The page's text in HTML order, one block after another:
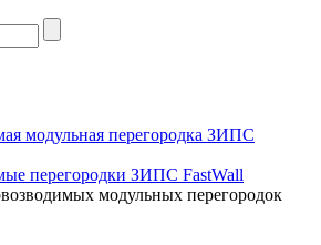
модульная перегородка ЗИПС
перегородки ЗИПС FastWall
модульных перегородок